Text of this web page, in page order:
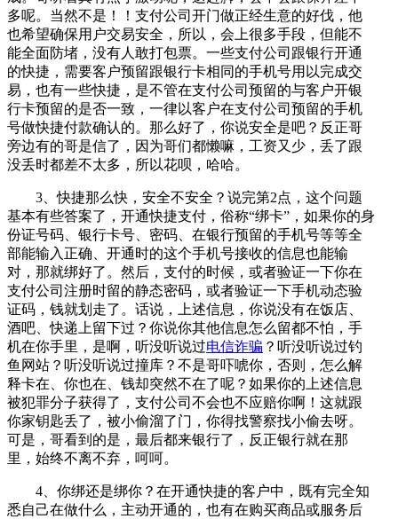
多呢。当然不是！！支付公司开门做正经生意的好伐，他
也希望确保用户交易安全，所以，会上很多手段，但能不
能全面防堵，没有人敢打包票。一些支付公司跟银行开通
的快捷，需要客户预留跟银行卡相同的手机号用以完成交
易，也有一些快捷，是不管在支付公司预留的与客户开银
行卡预留的是否一致，一律以客户在支付公司预留的手机
号做快捷付款确认的。那么好了，你说安全是吧？反正哥
旁边有的哥是信了，因为哥们都懒嘛，工资又少，丢了跟
没丢时都差不太多，所以花呗，哈哈。
3、快捷那么快，安全不安全？说完第2点，这个问题
基本有些答案了，开通快捷支付，俗称“绑卡”，如果你的身
份证号码、银行卡号、密码、在银行预留的手机号等等全
部能输入正确、开通时的这个手机号接收的信息也能输
对，那就绑好了。然后，支付的时候，或者验证一下你在
支付公司注册时留的静态密码，或者验证一下手机动态验
证码，钱就划走了。话说，上述信息，你说没有在饭店、
酒吧、快递上留下过？你说你其他信息怎么留都不怕，手
机在你手里，是啊，听没听说过电信诈骗 ？听没听说过钓
鱼网站？听没听说过撞库？不是哥吓唬你，否则，怎么解
释卡在、你也在、钱却突然不在了呢？如果你的上述信息
被犯罪分子获得了，支付公司不会也不应赔你啊！这就跟
你家钥匙丢了，被小偷溜了门，你得找警察找小偷去呀。
可是，哥看到的是，最后都来银行了，反正银行就在那
里，始终不离不弃，呵呵。
4、你绑还是绑你？在开通快捷的客户中，既有完全知
悉自己在做什么，主动开通的，也有在购买商品或服务后